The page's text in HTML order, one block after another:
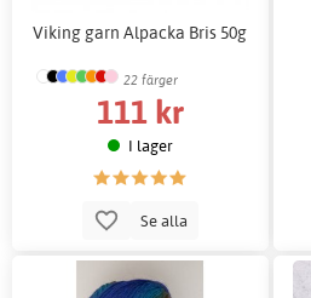
Viking garn Alpacka Bris 50g
22 färger
111 kr
I lager
Se alla